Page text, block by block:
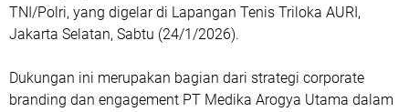
TNI/Polri, yang digelar di Lapangan Tenis Triloka AURI,
Jakarta Selatan, Sabtu (24/1/2026).
Dukungan ini merupakan bagian dari strategi corporate
branding dan engagement PT Medika Arogya Utama dalam